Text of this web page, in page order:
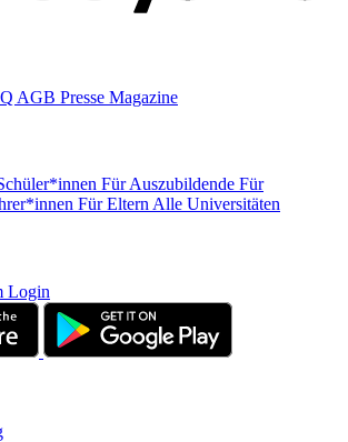
AGB Presse Magazine
Für Auszubildende Für
Für Eltern Alle Universitäten
Login